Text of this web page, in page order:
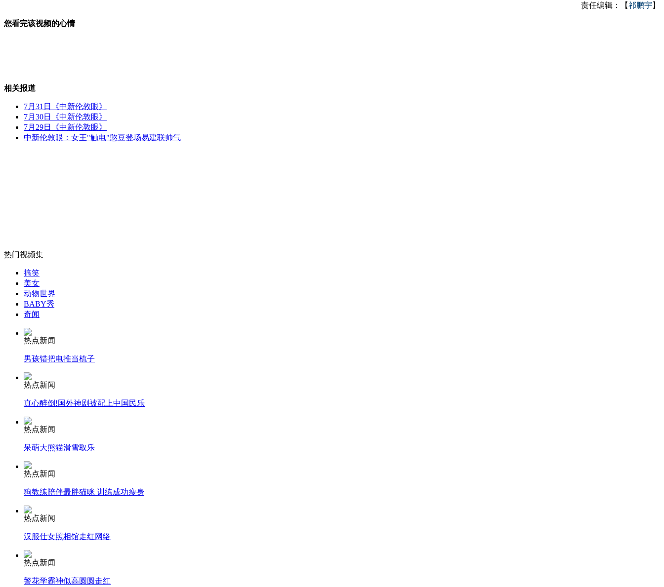
看啥啥输 英首相被骂扫帚星
男子藏钱进烤箱 妻子做饭全烧焦
无痛分娩是否安全 医生回应
外交部：反对强权政治霸凌主义
外交部：有关国家言论片面不公正
安徽一实载49人客车翻车
走！跟着总书记去植树
消防员救轻生者
纽约上演“枕头大战”
责任编辑：【祁鹏宇】
您看完该视频的心情
相关报道
7月31日《中新伦敦眼》
7月30日《中新伦敦眼》
7月29日《中新伦敦眼》
中新伦敦眼：女王"触电"憨豆登场易建联帅气
热门视频集
搞笑
美女
动物世界
BABY秀
奇闻
热点新闻
男孩错把电推当梳子
热点新闻
真心醉倒!国外神剧被配上中国民乐
热点新闻
呆萌大熊猫滑雪取乐
热点新闻
狗教练陪伴最胖猫咪 训练成功瘦身
热点新闻
汉服仕女照相馆走红网络
热点新闻
警花学霸神似高圆圆走红